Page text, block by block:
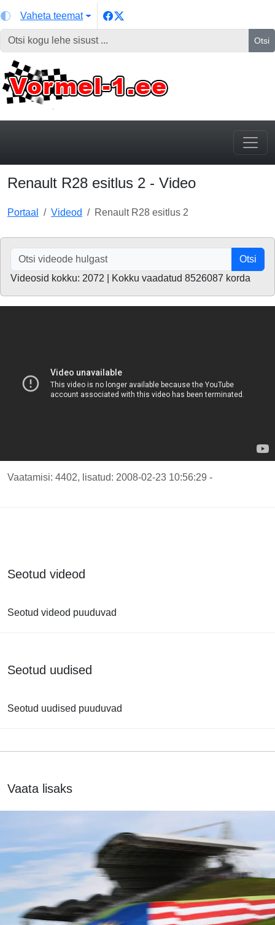
Vaheta teemat
Otsi
Renault R28 esitlus 2 - Video
Portaal Videod Renault R28 esitlus 2
Otsi
Videosid kokku: 2072 | Kokku vaadatud 8526087 korda
Vaatamisi: 4402, lisatud: 2008-02-23 10:56:29 -
Seotud videod
Seotud videod puuduvad
Seotud uudised
Seotud uudised puuduvad
Vaata lisaks